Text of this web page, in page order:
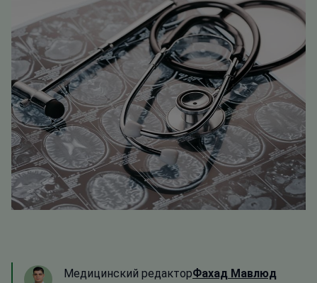
Медицинский редакторФахад Мавлюд